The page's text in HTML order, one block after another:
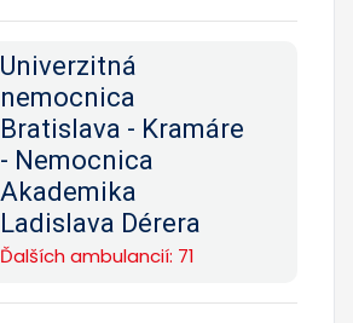
Univerzitná
nemocnica
Bratislava - Kramáre
- Nemocnica
Akademika
Ladislava Dérera
Ďalších ambulancií: 71